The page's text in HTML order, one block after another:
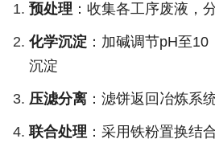
预处理 ：收集各工序废液，
化学沉淀 ：加碱调节pH至
沉淀
压滤分离 ：滤饼返回冶炼系
联合处理 ：采用铁粉置换结